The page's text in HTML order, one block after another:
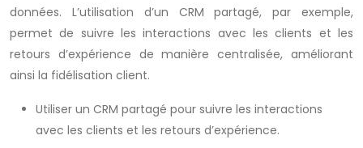
données. L’utilisation d’un CRM partagé, par exemple,
permet de suivre les interactions avec les clients et les
retours d’expérience de manière centralisée, améliorant
ainsi la fidélisation client.
Utiliser un CRM partagé pour suivre les interactions
avec les clients et les retours d’expérience.